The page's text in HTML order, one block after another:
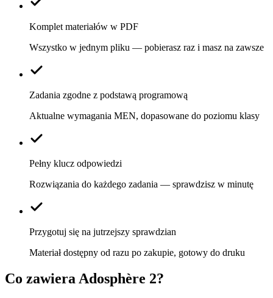
Komplet materiałów w PDF
Wszystko w jednym pliku — pobierasz raz i masz na zawsze
Zadania zgodne z podstawą programową
Aktualne wymagania MEN, dopasowane do poziomu klasy
Pełny klucz odpowiedzi
Rozwiązania do każdego zadania — sprawdzisz w minutę
Przygotuj się na jutrzejszy sprawdzian
Materiał dostępny od razu po zakupie, gotowy do druku
Co zawiera Adosphère 2?